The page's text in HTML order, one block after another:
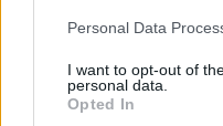
Please note that this
not limited to your visit or
grant or deny consent to
use your data for below
Personal Data
I want to opt-out of
personal data.
Opted In